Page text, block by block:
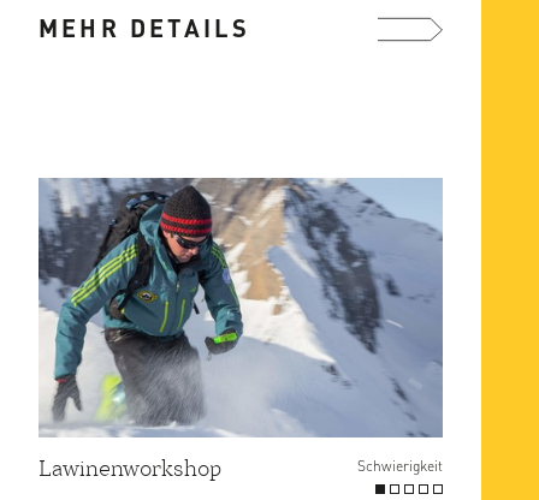
uns ...
MEHR DETAILS
Lawinenworkshop Schwierigkeit